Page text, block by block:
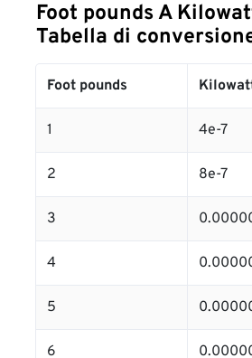
Foot pounds A
Tabella di
Foot pounds
1 4e-7
2 8e-7
3
4
5
6